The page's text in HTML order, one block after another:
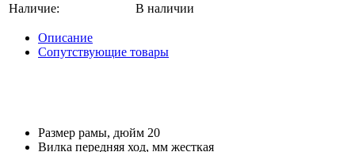
Наличие: В наличии
Описание
Сопутствующие товары
Размер рамы, дюйм 20
Вилка передняя ход, мм жесткая